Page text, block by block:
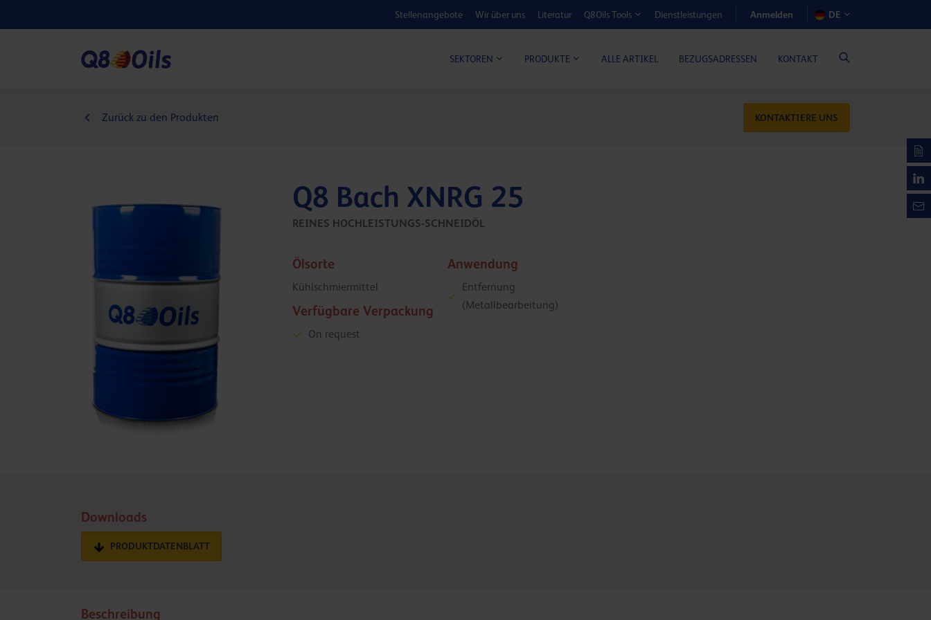
Stellenangebote Wir über uns Literatur Q8Oils Tools Dienstleistungen Anmelden DE
SEKTOREN PRODUKTE ALLE ARTIKEL BEZUGSADRESSEN KONTAKT
Zurück zu den Produkten KONTAKTIERE UNS
Q8 Bach XNRG 25
REINES HOCHLEISTUNGS-SCHNEIDÖL
Ölsorte
Kühlschmiermittel
Verfügbare Verpackung
On request
Anwendung
Entfernung
(Metallbearbeitung)
Downloads
PRODUKTDATENBLATT
Beschreibung